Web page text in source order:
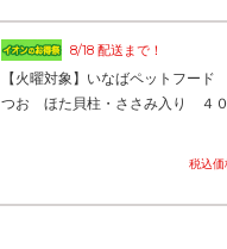
8/18 配送まで！
【火曜対象】いなばペットフ
つお ほた貝柱・ささみ入り ４
税込